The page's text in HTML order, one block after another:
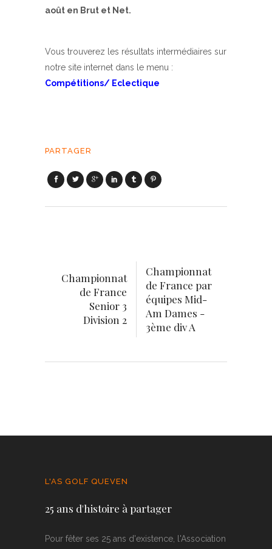
août en Brut et Net.
Vous trouverez les résultats intermédiaires sur
notre site internet dans le menu :
Compétitions/ Eclectique
PARTAGER
Championnat
de France
Senior 3
Division 2
Championnat
de France par
équipes Mid-
Am Dames -
3ème div A
L'AS GOLF QUEVEN
25 ans d'histoire à partager
Pour fêter ses 25 ans d'existence, l'Association